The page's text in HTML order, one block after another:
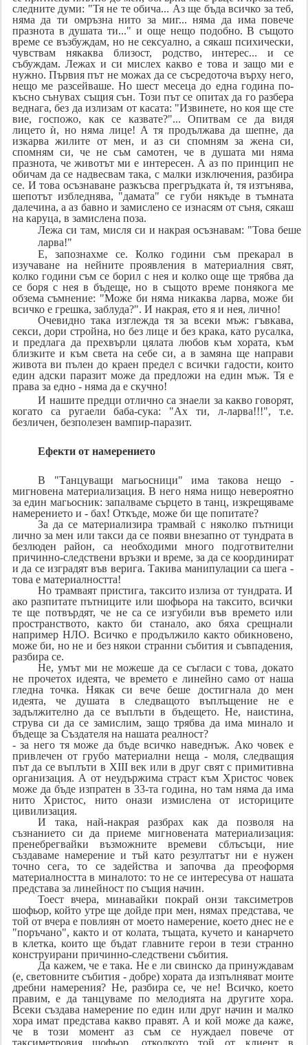
следните думи: "Тя не те обича... Аз ще бъда всичко за теб,
няма да ти омръзна нито за миг... няма да има повече
празнота в душата ти..." и още нещо подобно. В същото
време се възбуждам, но не сексуално, а сякаш психически,
чувствам някаква близост, родство, интерес... и се
събуждам. Лежах и си мислех какво е това и защо ми е
нужно. Първия път не можах да се съсредоточа върху него,
нещо ме разсейваше. Но шест месеца до една година по-
късно сънувах същия сън. Този път се опитах да го разбера
веднага, без да излизам от касата: "Извинете, но коя ще сте
вие, госпожо, как се казвате?"... Опитвам се да видя
лицето ѝ, но няма лице! А тя продължава да шепне, да
изкарва жилите от мен, и аз си спомням за жена си,
спомням си, че не съм самотен, че в душата ми няма
празнота, че животът ми е интересен. А аз по принцип не
обичам да се надвесвам така, с малки изключения, разбира
се. И това осъзнаване разкъсва прегръдката ѝ, тя изтънява,
шепотът избледнява, "дамата" се губи някъде в тъмната
далечина, а аз бавно и замислено се изнасям от съня, сякаш
на каруца, в замислена поза.
Лежа си там, мисля си и накрая осъзнавам: "Това беше
ларва!"
Е, запознахме се. Колко години съм прекарал в
изучаване на нейните проявления в материалния свят,
колко години съм се борил с нея и колко още ще трябва да
се боря с нея в бъдеще, но в същото време понякога ме
обзема съмнение: "Може би няма никаква ларва, може би
всичко е грешка, заблуда?". И накрая, ето я и нея, лично!
Очевидно така изглежда тя за всеки мъж: гъвкава,
секси, дори стройна, но без лице и без крака, като русалка,
и предлага да прехвърли цялата любов към хората, към
близките и към света на себе си, а в замяна ще направи
живота ви пълен до краен предел с всички гадости, които
един адски паразит може да предложи на един мъж. Тя е
права за едно - няма да е скучно!
И нашите предци отлично са знаели за какво говорят,
когато са ругаели баба-сука: "Ах ти, л-ларва!!!", т.е.
безличен, безполезен вампир-паразит.
Ефекти от намерението
В "Танцуващи магьосници" има такова нещо -
мигновена материализация. В него няма нищо невероятно
за един магьосник: запалваме сърцето в танц, изкрещяваме
намерението и - бах! Откъде, може би ще попитате?
За да се материализира трамвай с няколко пътници
лично за мен или такси да се появи внезапно от тундрата в
безлюден район, са необходими много подготвителни
причинно-следствени връзки и време, за да се координират
и да се изградят във верига. Такива манипулации са шега -
това е материалността!
Но трамваят пристига, таксито излиза от тундрата. И
ако разпитате пътниците или шофьора на таксито, всички
те ще потвърдят, че не са се изгубили във времето или
пространството, както би станало, ако бяха срещнали
например НЛО. Всичко е продължило както обикновено,
може би, но не и без някои странни събития и съвпадения,
разбира се.
Не, умът ми не можеше да се съгласи с това, докато
не прочетох идеята, че времето е линейно само от наша
гледна точка. Някак си вече беше достигнала до мен
идеята, че душата в следващото въплъщение не е
задължително да се въплъти в бъдещето. Не, наистина,
струва си да се замислим, защо трябва да има минало и
бъдеще за Създателя на нашата реалност?
- за него тя може да бъде всичко наведнъж. Ако човек е
привлечен от грубо материални неща - моля, следващия
път да се въплъти в XIII век или в друг свят с примитивна
организация. А от неудържима страст към Христос човек
може да бъде изпратен в 33-та година, но там няма да има
нито Христос, нито онази измислена от историците
цивилизация.
И така, най-накрая разбрах как да позволя на
съзнанието си да приеме мигновената материализация:
пренебрегвайки възможните времеви сблъсъци, ние
създаваме намерение и тъй като резултатът ни е нужен
точно сега, то се задейства и започва да преоформя
материалността в миналото: то не се интересува от нашата
представа за линейност по същия начин.
Тоест вчера, минавайки покрай онзи таксиметров
шофьор, който утре ще дойде при мен, нямах представа, че
той от вчера е повлиян от моето намерение, което днес не е
"поръчано", както и от колата, тъщата, кучето и канарчето
в клетка, които ще бъдат главните герои в тези странно
конструирани причинно-следствени събития.
Да кажем, че е така. Не е ли свинско да принуждавам
(е, световните събития - добре) хората да изпълняват моите
дребни намерения? Не, разбира се, че не! Всичко, което
правим, е да танцуваме по мелодията на другите хора.
Всеки създава намерение по един или друг начин и малко
хора имат представа какво правят. А и кой може да каже,
че в този момент аз съм се нуждаел повече от
таксиметровия шофьор, отколкото той от клиент в